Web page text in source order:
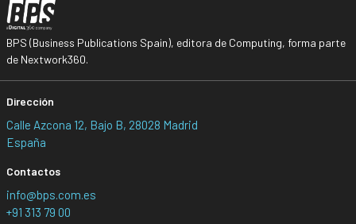
BPS (Business Publications Spain), editora de Computing, forma parte
de Nextwork360.
Dirección
Calle Azcona 12, Bajo B, 28028 Madrid
España
Contactos
info@bps.com.es
+91 313 79 00